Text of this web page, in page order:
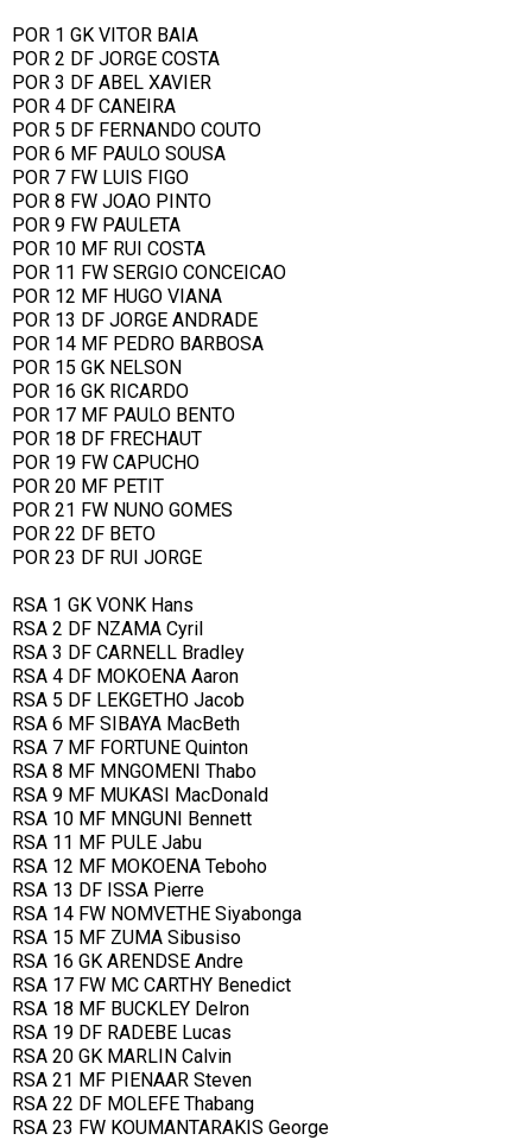
POR 1 GK VITOR BAIA
POR 2 DF JORGE COSTA
POR 3 DF ABEL XAVIER
POR 4 DF CANEIRA
POR 5 DF FERNANDO COUTO
POR 6 MF PAULO SOUSA
POR 7 FW LUIS FIGO
POR 8 FW JOAO PINTO
POR 9 FW PAULETA
POR 10 MF RUI COSTA
POR 11 FW SERGIO CONCEICAO
POR 12 MF HUGO VIANA
POR 13 DF JORGE ANDRADE
POR 14 MF PEDRO BARBOSA
POR 15 GK NELSON
POR 16 GK RICARDO
POR 17 MF PAULO BENTO
POR 18 DF FRECHAUT
POR 19 FW CAPUCHO
POR 20 MF PETIT
POR 21 FW NUNO GOMES
POR 22 DF BETO
POR 23 DF RUI JORGE
RSA 1 GK VONK Hans
RSA 2 DF NZAMA Cyril
RSA 3 DF CARNELL Bradley
RSA 4 DF MOKOENA Aaron
RSA 5 DF LEKGETHO Jacob
RSA 6 MF SIBAYA MacBeth
RSA 7 MF FORTUNE Quinton
RSA 8 MF MNGOMENI Thabo
RSA 9 MF MUKASI MacDonald
RSA 10 MF MNGUNI Bennett
RSA 11 MF PULE Jabu
RSA 12 MF MOKOENA Teboho
RSA 13 DF ISSA Pierre
RSA 14 FW NOMVETHE Siyabonga
RSA 15 MF ZUMA Sibusiso
RSA 16 GK ARENDSE Andre
RSA 17 FW MC CARTHY Benedict
RSA 18 MF BUCKLEY Delron
RSA 19 DF RADEBE Lucas
RSA 20 GK MARLIN Calvin
RSA 21 MF PIENAAR Steven
RSA 22 DF MOLEFE Thabang
RSA 23 FW KOUMANTARAKIS George